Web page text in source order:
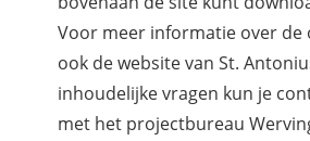
Voor meer informatie over de
ook de website van St.
inhoudelijke vragen kun je
met het projectbureau